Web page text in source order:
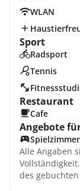
WLAN
Sport
Radsport
Tennis
Restaurant
Cafe
Angebote
Spielzimmer
Alle Angaben
des